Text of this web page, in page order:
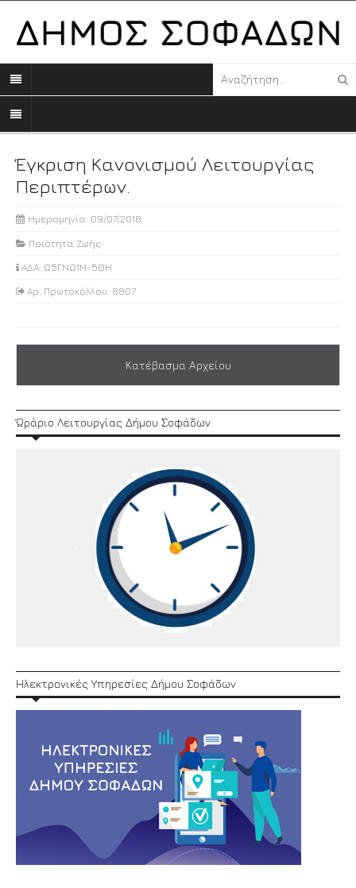
Έγκριση Κανονισμού Λειτουργίας
Περιπτέρων.
Ημερομηνία: 09/07/2018
Ποιότητα Ζωής
ΑΔΑ: Ω5ΓΝΩ1Μ-5ΘΗ
Αρ. Πρωτοκόλλου: 8807
Κατέβασμα Αρχείου
Ώράριο Λειτουργίας Δήμου Σοφάδων
Ηλεκτρονικές Υπηρεσίες Δήμου Σοφάδων